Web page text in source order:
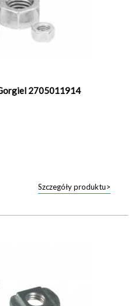
2705011914
Szczegóły produktu>